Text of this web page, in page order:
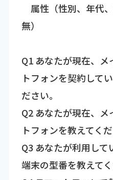
属性（性別、年代
無）
Q1 あなたが現在、
トフォンを契約して
ださい。
Q2 あなたが現在、
トフォンを教えてくだ
Q3 あなたが利用し
端末の型番を教えてく